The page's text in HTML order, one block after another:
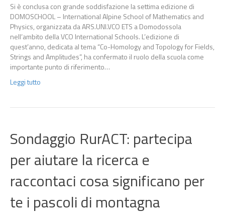
Si è conclusa con grande soddisfazione la settima edizione di
DOMOSCHOOL – International Alpine School of Mathematics and
Physics, organizzata da ARS.UNI.VCO ETS a Domodossola
nell’ambito della VCO International Schools. L’edizione di
quest’anno, dedicata al tema “Co-Homology and Topology for Fields,
Strings and Amplitudes”, ha confermato il ruolo della scuola come
importante punto di riferimento…
Leggi tutto
Sondaggio RurACT: partecipa
per aiutare la ricerca e
raccontaci cosa significano per
te i pascoli di montagna